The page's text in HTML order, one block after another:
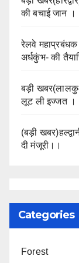
की बचाई जान
रेलवे महाप्रबंधक
अर्धकुंभ- की
बड़ी
लूट ली इज्जत
(बड़ी
दी मंजूरी।।
Categories
Forest